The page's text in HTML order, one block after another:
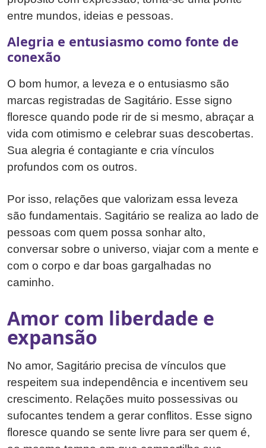
entre mundos, ideias e pessoas.
Alegria e entusiasmo como fonte de
conexão
O bom humor, a leveza e o entusiasmo são
marcas registradas de Sagitário. Esse signo
floresce quando pode rir de si mesmo, abraçar a
vida com otimismo e celebrar suas descobertas.
Sua alegria é contagiante e cria vínculos
profundos com os outros.
Por isso, relações que valorizam essa leveza
são fundamentais. Sagitário se realiza ao lado de
pessoas com quem possa sonhar alto,
conversar sobre o universo, viajar com a mente e
com o corpo e dar boas gargalhadas no
caminho.
Amor com liberdade e
expansão
No amor, Sagitário precisa de vínculos que
respeitem sua independência e incentivem seu
crescimento. Relações muito possessivas ou
sufocantes tendem a gerar conflitos. Esse signo
floresce quando se sente livre para ser quem é,